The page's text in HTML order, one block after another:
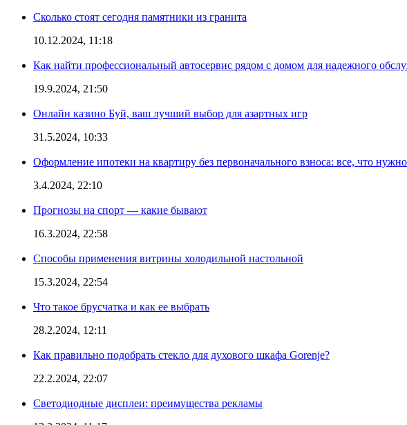
Сколько стоят сегодня памятники из гранита
10.12.2024, 11:18
Как найти профессиональный автосервис рядом с домом для надежного
19.9.2024, 21:50
Онлайн казино Буй, ваш лучший выбор для азартных игр
31.5.2024, 10:33
Оформление ипотеки на квартиру без первоначального взноса: все, что нужно
3.4.2024, 22:10
Прогнозы на спорт — какие бывают
16.3.2024, 22:58
Способы применения витрины холодильной настольной
15.3.2024, 22:54
Что такое брусчатка и как ее выбрать
28.2.2024, 12:11
Как правильно подобрать стекло для духового шкафа Gorenje?
22.2.2024, 22:07
Светодиодные дисплеи: преимущества рекламы